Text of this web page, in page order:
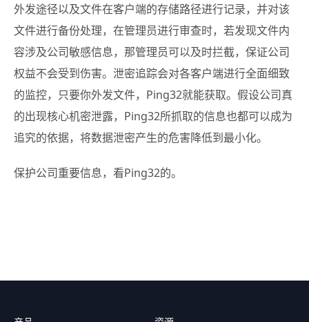
外发途径以及文件在客户端的存储路径进行记录，并对该
文件进行备份处理，在管理员进行审查时，若发现文件内
容涉及公司敏感信息，那管理员可以及时拦截，保证公司
权益不会受到伤害。泄密追踪会对各客户端进行全面细致
的监控，只要你外发文件，Ping32就能获取。假设公司真
的出现核心机密泄露，Ping32所抓取的信息也都可以成为
追究的依据，将数据泄密产生的危害降低到最小化。
保护公司重要信息，看Ping32的。